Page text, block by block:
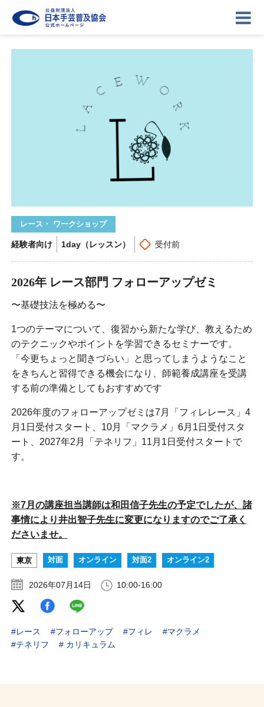
ギャラリー
レース・ ワークショップ
経験者向け 1day（レッスン） 受付前
2026年 レース部門 フォローアップゼミ
〜基礎技法を極める〜
1つのテーマについて、復習から新たな学び、教えるため
のテクニックやポイントを学習できるセミナーです。
「今更ちょっと聞きづらい」と思ってしまうようなこと
をきちんと習得できる機会になり、師範養成講座を受講
する前の準備としてもおすすめです
2026年度のフォローアップゼミは7月「フィレレース」4
月1日受付スタート、10月「マクラメ」6月1日受付スタ
ート、2027年2月「テネリフ」11月1日受付スタートで
す。
※7月の講座担当講師は和田信子先生の予定でしたが、諸
事情により井出智子先生に変更になりますのでご了承く
ださいませ。
東京 対面 オンライン 対面2 オンライン2
2026年07月14日 10:00-16:00
#レース #フォローアップ #フィレ
#マクラメ
#テネリフ
# カリキュラム